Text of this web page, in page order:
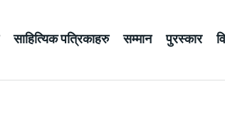
साहित्यिक पत्रिकाहरु सम्मान पुरस्कार